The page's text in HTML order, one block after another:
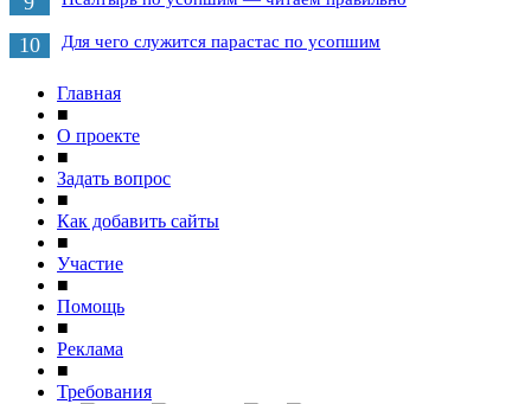
10 Для чего служится парастас по усопшим
Главная
■
О проекте
■
Задать вопрос
■
Как добавить сайты
■
Участие
■
Помощь
■
Реклама
■
Требования